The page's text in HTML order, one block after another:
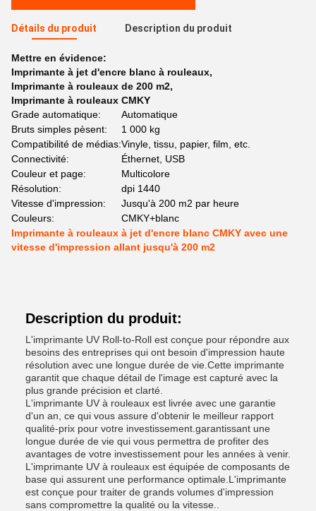
Détails du produit Description du produit
Mettre en évidence:
Imprimante à jet d'encre blanc à rouleaux,
Imprimante à rouleaux de 200 m2,
Imprimante à rouleaux CMKY
Grade automatique:
Automatique
Bruts simples pèsent:
1 000 kg
Compatibilité de médias:Vinyle, tissu, papier, film, etc.
Connectivité:
Éthernet, USB
Couleur et page:
Multicolore
Résolution:
dpi 1440
Vitesse d'impression:
Jusqu'à 200 m2 par heure
Couleurs:
CMKY+blanc
Imprimante à rouleaux à jet d'encre blanc CMKY avec une
vitesse d'impression allant jusqu'à 200 m2
Description du produit:
L'imprimante UV Roll-to-Roll est conçue pour répondre aux
besoins des entreprises qui ont besoin d'impression haute
résolution avec une longue durée de vie.Cette imprimante
garantit que chaque détail de l'image est capturé avec la
plus grande précision et clarté.
L'imprimante UV à rouleaux est livrée avec une garantie
d'un an, ce qui vous assure d'obtenir le meilleur rapport
qualité-prix pour votre investissement.garantissant une
longue durée de vie qui vous permettra de profiter des
avantages de votre investissement pour les années à venir.
L'imprimante UV à rouleaux est équipée de composants de
base qui assurent une performance optimale.L'imprimante
est conçue pour traiter de grands volumes d'impression
sans compromettre la qualité ou la vitesse..